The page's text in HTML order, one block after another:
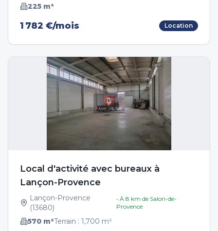
225 m²
1 782 €/mois Location
Local d'activité avec bureaux à
Lançon-Provence
Lançon-Provence
(13680)
• À 8 km de Salon-de-
Provence
570 m²Terrain : 1,700 m²